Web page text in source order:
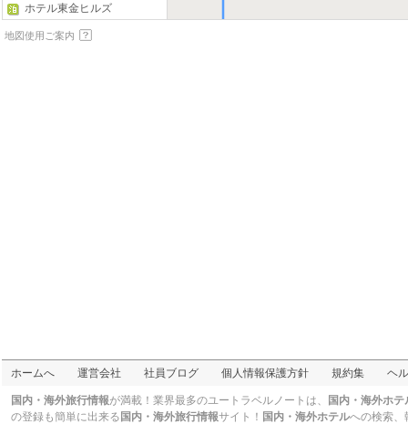
ホテル東金ヒルズ
Pension Demek Inn
ベッセルイン八千代勝
田台駅前
三つ星
ホテルサンオーク柏の
葉
三つ星
地図使用ご案内
ホームへ 運営会社 社員ブログ 個人情報保護方針 規約集 ヘ
国内・海外旅行情報が満載！業界最多のユートラベルノートは、
国内・海外ホ
の登録も簡単に出来る 国内・海外旅行情報サイト！ 国内・海外ホテルへの検索、